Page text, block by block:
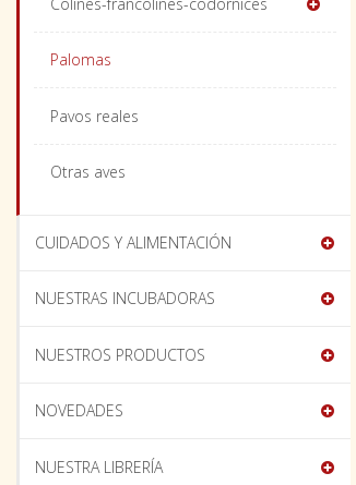
Palomas
Pavos reales
Otras aves
CUIDADOS Y ALIMENTACIÓN
NUESTRAS INCUBADORAS
NUESTROS PRODUCTOS
NOVEDADES
NUESTRA LIBRERÍA